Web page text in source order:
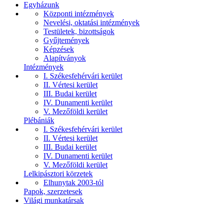
Egyházunk
Központi intézmények
Nevelési, oktatási intézmények
Testületek, bizottságok
Gyűjtemények
Képzések
Alapítványok
Intézmények
I. Székesfehérvári kerület
II. Vértesi kerület
III. Budai kerület
IV. Dunamenti kerület
V. Mezőföldi kerület
Plébániák
I. Székesfehérvári kerület
II. Vértesi kerület
III. Budai kerület
IV. Dunamenti kerület
V. Mezőföldi kerület
Lelkipásztori körzetek
Elhunytak 2003-tól
Papok, szerzetesek
Világi munkatársak